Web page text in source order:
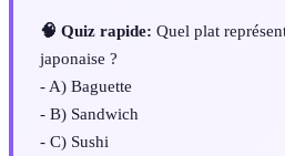
🧠 Quiz rapide: Quel plat
japonaise ?
- A) Baguette
- B) Sandwich
- C) Sushi